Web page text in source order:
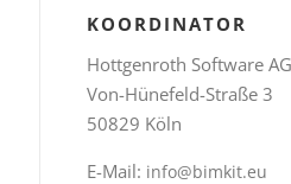
KOORDINATOR
Hottgenroth Software AG
Von-Hünefeld-Straße 3
50829 Köln
E-Mail: info@bimkit.eu